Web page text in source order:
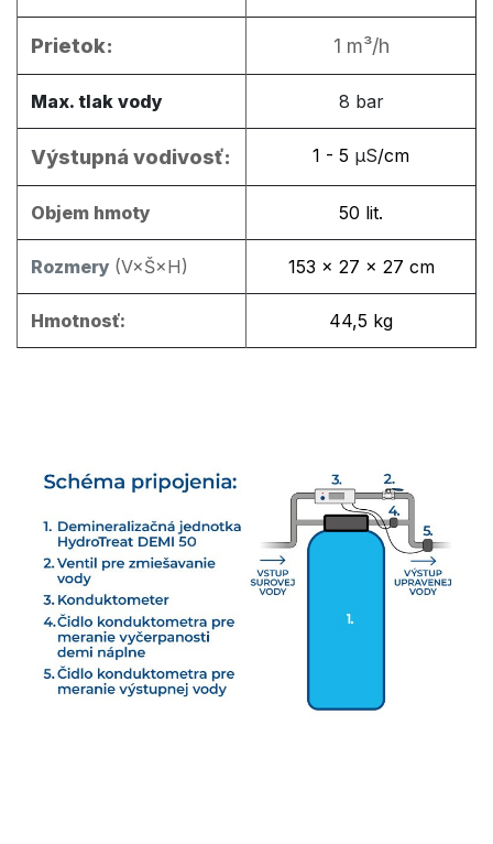
Prietok: 1 m³/h
Max. tlak vody 8 bar​
Výstupná vodivosť: ​1 - 5 µS/cm
Objem hmoty 50 lit.
Rozmery (V×Š×H) 153 × 27 × 27 cm
Hmotnosť: 44,5 kg